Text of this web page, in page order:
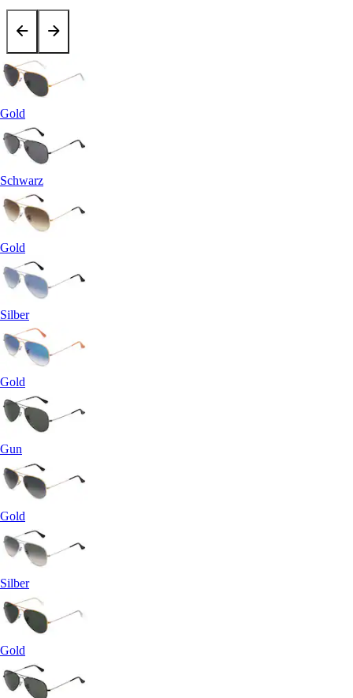
Gold
Schwarz
Gold
Silber
Gold
Gun
Gold
Silber
Gold